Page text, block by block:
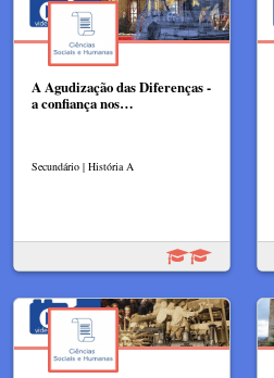
A Agudização das Diferenças -
a confiança nos…
Secundário | História A